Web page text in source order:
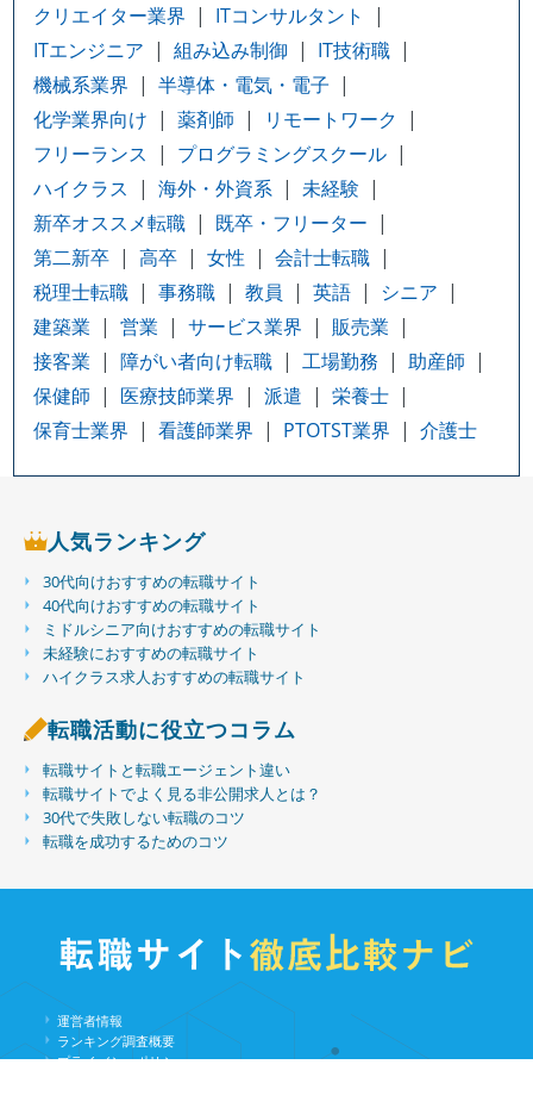
クリエイター業界
ITコンサルタント
ITエンジニア
組み込み制御
IT技術職
機械系業界
半導体・電気・電子
化学業界向け
薬剤師
リモートワーク
フリーランス
プログラミングスクール
ハイクラス
海外・外資系
未経験
新卒オススメ転職
既卒・フリーター
第二新卒
高卒 女性
会計士転職
税理士転職
事務職 教員 英語
シニア
建築業
営業 サービス業界
販売業
接客業
障がい者向け転職 工場勤務
助産師
保健師
医療技師業界 派遣
栄養士
保育士業界
看護師業界 PTOTST業界 介護士
人気ランキング
30代向けおすすめの転職サイト
40代向けおすすめの転職サイト
ミドルシニア向けおすすめの転職サイト
未経験におすすめの転職サイト
ハイクラス求人おすすめの転職サイト
転職活動に役立つコラム
転職サイトと転職エージェント違い
転職サイトでよく見る非公開求人とは？
30代で失敗しない転職のコツ
転職を成功するためのコツ
運営者情報
ランキング調査概要
プライバシーポリシー